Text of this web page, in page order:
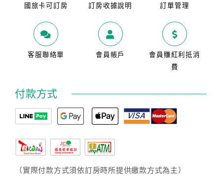
國旅卡可訂房 訂房收據說明 訂單管理
客服聯絡單 會員帳戶
會員賺紅利抵消
費
付款方式
（實際付款方式須依訂房時所提供繳款方式為主）